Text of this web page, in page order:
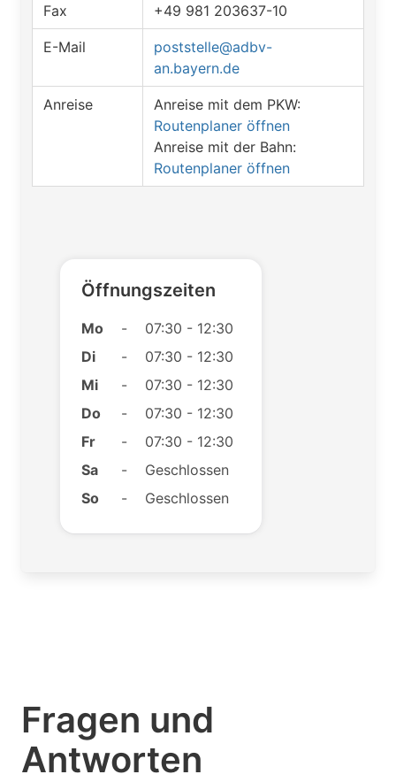
Fax +49 981 203637-10
E-Mail
poststelle@adbv-
an.bayern.de
Anreise
Anreise mit dem PKW:
Routenplaner öffnen
Anreise mit der Bahn:
Routenplaner öffnen
Öffnungszeiten
Mo -
07:30 - 12:30
Di
-
07:30 - 12:30
Mi
-
07:30 - 12:30
Do
-
07:30 - 12:30
Fr
-
07:30 - 12:30
Sa
-
Geschlossen
So
- Geschlossen
Fragen und
Antworten